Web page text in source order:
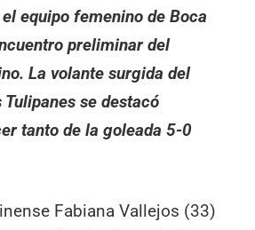
equipo femenino de Boca
preliminar del
La volante surgida del
se destacó
tanto de la goleada 5-0
Fabiana Vallejos (33)